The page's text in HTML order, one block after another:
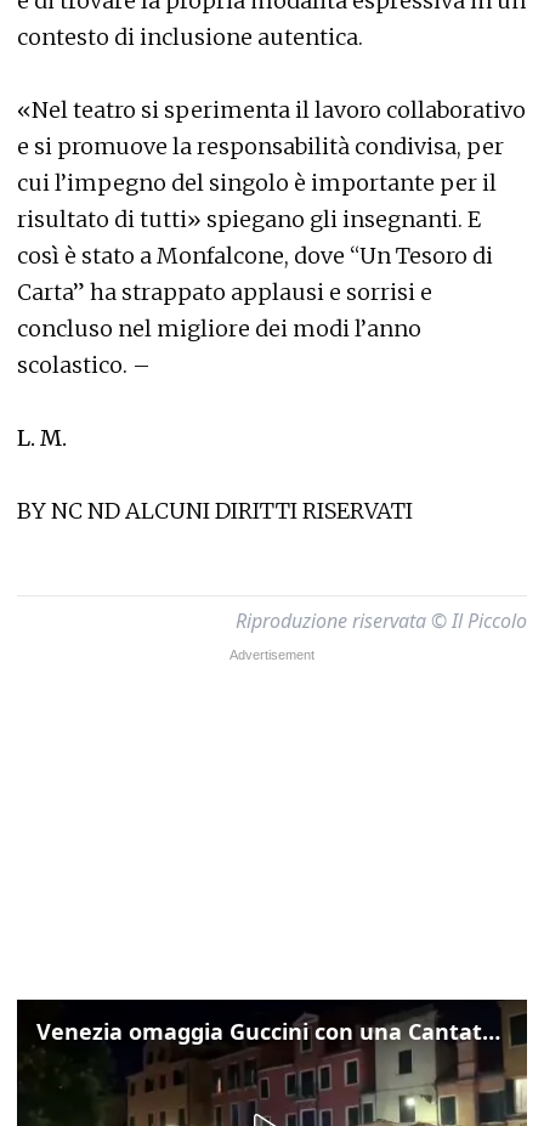
contesto di inclusione autentica.
«Nel teatro si sperimenta il lavoro collaborativo
e si promuove la responsabilità condivisa, per
cui l’impegno del singolo è importante per il
risultato di tutti» spiegano gli insegnanti. E
così è stato a Monfalcone, dove “Un Tesoro di
Carta” ha strappato applausi e sorrisi e
concluso nel migliore dei modi l’anno
scolastico. –
L. M.
BY NC ND ALCUNI DIRITTI RISERVATI
Riproduzione riservata © Il Piccolo
Venezia omaggia Guccini con una Cantata Anarchica in campo Santa Margherita